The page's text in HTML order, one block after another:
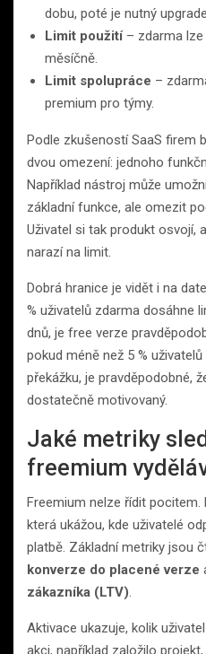
dobu, poté je nutný
Limit použití– zdarma lze
měsíčně.
Limit spolupráce –
premium pro týmy.
Podle zkušeností SaaS firem
dvou omezení: jednoho
Například nástroj může
základní funkce, ale omezit
Uživatel si tak produkt osvojí,
narazí na limit.
Dobrá hranice je vidět i na
% uživatelů zdarma dosáhne
dnů, je free verze
pokud méně než 5 %
překážku, je pravděpodobné,
dostatečně motivovaný.
Jaké metriky
freemium
Freemium nelze řídit pocitem.
která ukážou, kde uživatelé
platbě. Základní metriky jsou
konverze do placené verze
zákazníka (LTV).
Aktivace ukazuje, kolik
akci, například založilo